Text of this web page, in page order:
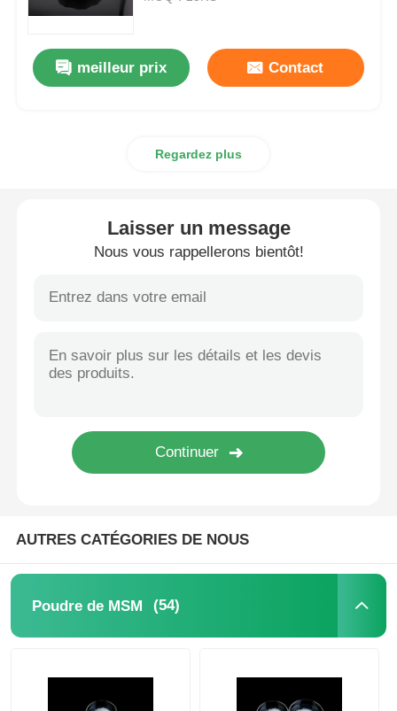
MSM en gros
Supplément de MSM
Soufre organique de MSM
Cristaux purs de MSM
meilleur prix Contact
Regardez plus
Laisser un message
Nous vous rappellerons bientôt!
AUTRES CATÉGORIES DE NOUS
Poudre de MSM (54)